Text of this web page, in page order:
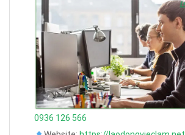
0936 126 566